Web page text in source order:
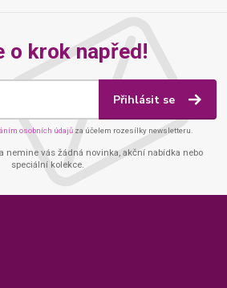
o krok napřed!
Přihlásit se
osobních údajů za účelem rozesílky newsletteru.
nemine vás žádná novinka, akční nabídka nebo
speciální kolekce.